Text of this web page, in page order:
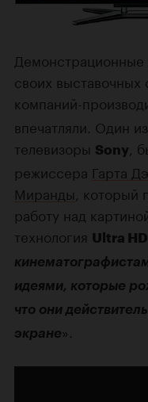
Демонстрационные
своих выставочных
компаний-
впечатляли. Один
телевизоры Sony ,
режиссера Гарта
Миранды , который
работу над
технология Ultra HD
идеями, которые
что они
экране».